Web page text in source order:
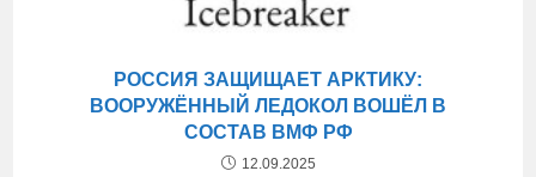
РОССИЯ ЗАЩИЩАЕТ АРКТИКУ:
ВООРУЖЁННЫЙ ЛЕДОКОЛ ВОШЁЛ В
СОСТАВ ВМФ РФ
12.09.2025